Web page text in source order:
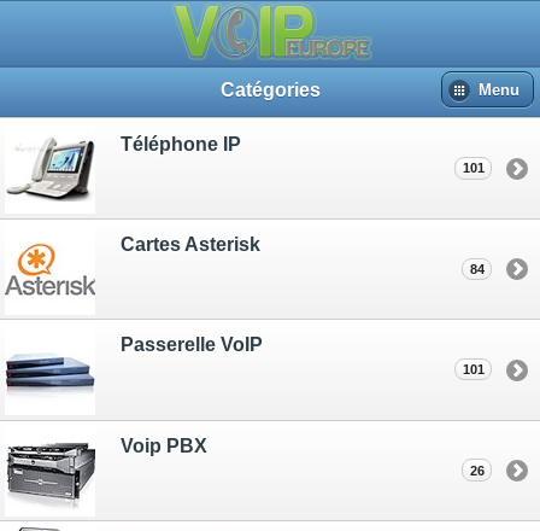
Catégories Menu
Téléphone IP
101
Cartes Asterisk
84
Passerelle VoIP
101
Voip PBX
26